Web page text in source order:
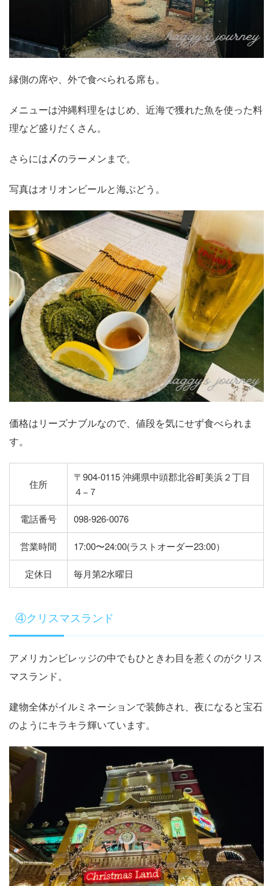
縁側の席や、外で食べられる席も。
メニューは沖縄料理をはじめ、近海で獲れた魚を使った料
理など盛りだくさん。
さらには〆のラーメンまで。
写真はオリオンビールと海ぶどう。
価格はリーズナブルなので、値段を気にせず食べられま
す。
住所
〒904-0115 沖縄県中頭郡北谷町美浜２丁目
４−７
電話番号 098-926-0076
営業時間 17:00〜24:00(ラストオーダー23:00）
定休日 毎月第2水曜日
④クリスマスランド
アメリカンビレッジの中でもひときわ目を惹くのがクリス
マスランド。
建物全体がイルミネーションで装飾され、夜になると宝石
のようにキラキラ輝いています。